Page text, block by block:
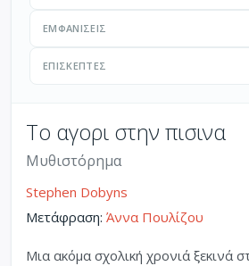
ΕΜΦΑΝΊΣΕΙΣ
ΕΠΙΣΚΈΠΤΕΣ
Το αγορι στην πισινα
Μυθιστόρημα
Stephen Dobyns
Μετάφραση: Άννα Πουλίζου
Μια ακόμα σχολική χρονιά ξεκινά